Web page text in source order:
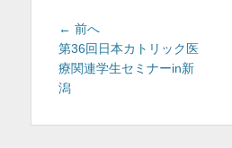
投
稿
ナ
ビ
← 前へ
の
投
第36回日本カトリック医
療関連学生セミナーin新
潟